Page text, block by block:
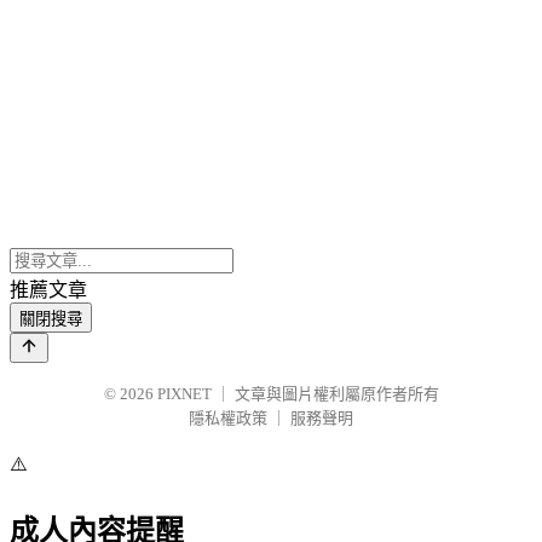
推薦文章
關閉搜尋
© 2026 PIXNET
文章與圖片權利屬原作者所有
隱私權政策
服務聲明
⚠️
成人內容提醒